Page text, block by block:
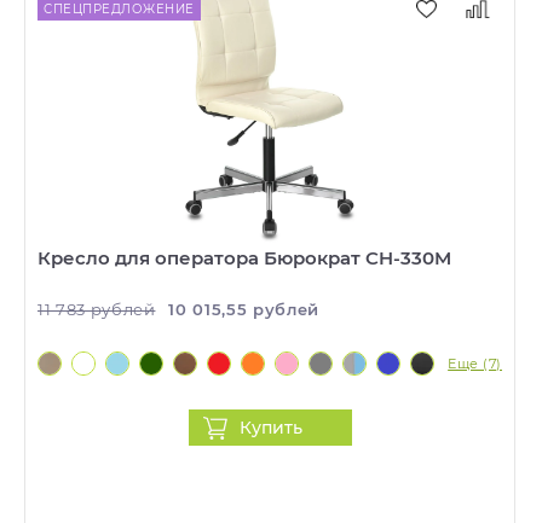
СПЕЦПРЕДЛОЖЕНИЕ
Кресло для оператора Бюрократ CH-330M
11 783 рублей 10 015,55 рублей
Еще (7)
Купить